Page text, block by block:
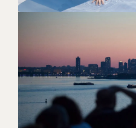
[ LÆS MERE ]